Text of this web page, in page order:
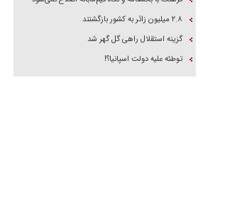
۲.۸ میلیون زائر به کشور بازگشتند
گزینه استقلال راهی گل گهر شد
توطئه علیه دولت اسپانیا؟!